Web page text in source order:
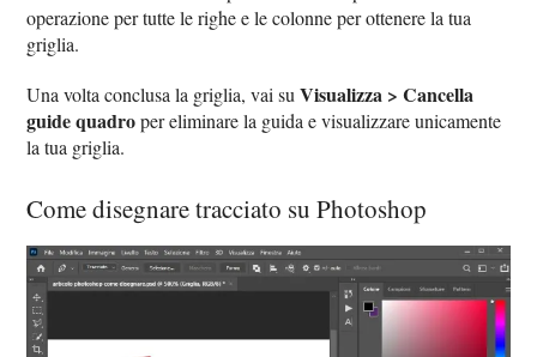
operazione per tutte le righe e le colonne per ottenere la tua
griglia.
Una volta conclusa la griglia, vai suVisualizza > Cancella
guide quadroper eliminare la guida e visualizzare unicamente
la tua griglia.
Come disegnare tracciato su Photoshop